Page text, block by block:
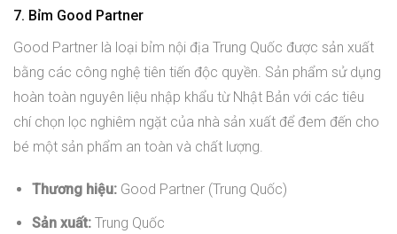
7. Bỉm Good Partner
Good Partner là loại bỉm nội địa Trung Quốc được sản xuất
bằng các công nghệ tiên tiến độc quyền. Sản phẩm sử dụng
hoàn toàn nguyên liệu nhập khẩu từ Nhật Bản với các tiêu
chí chọn lọc nghiêm ngặt của nhà sản xuất để đem đến cho
bé một sản phẩm an toàn và chất lượng.
Thương hiệu:Good Partner (Trung Quốc)
Sản xuất:Trung Quốc